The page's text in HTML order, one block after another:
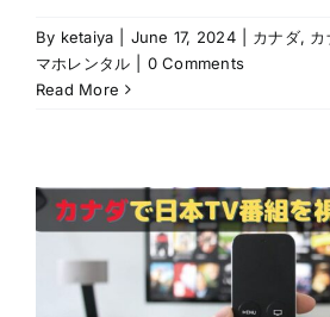
By ketaiya June 17, 2024 カナダ, カ
マホレンタル
0 Comments
Read More